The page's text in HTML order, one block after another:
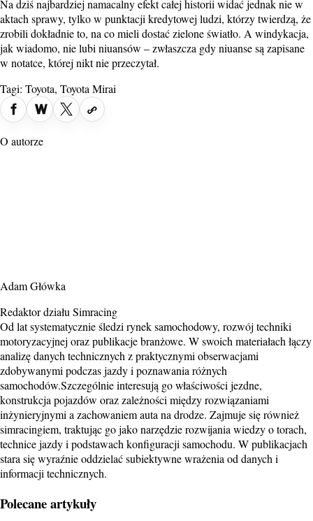
Na dziś najbardziej namacalny efekt całej historii widać jednak nie w
aktach sprawy, tylko w punktacji kredytowej ludzi, którzy twierdzą, że
zrobili dokładnie to, na co mieli dostać zielone światło. A windykacja,
jak wiadomo, nie lubi niuansów – zwłaszcza gdy niuanse są zapisane
w notatce, której nikt nie przeczytał.
Tagi: Toyota, Toyota Mirai
O autorze
Adam Główka
Redaktor działu Simracing
Od lat systematycznie śledzi rynek samochodowy, rozwój techniki
motoryzacyjnej oraz publikacje branżowe. W swoich materiałach łączy
analizę danych technicznych z praktycznymi obserwacjami
zdobywanymi podczas jazdy i poznawania różnych
samochodów.Szczególnie interesują go właściwości jezdne,
konstrukcja pojazdów oraz zależności między rozwiązaniami
inżynieryjnymi a zachowaniem auta na drodze. Zajmuje się również
simracingiem, traktując go jako narzędzie rozwijania wiedzy o torach,
technice jazdy i podstawach konfiguracji samochodu. W publikacjach
stara się wyraźnie oddzielać subiektywne wrażenia od danych i
informacji technicznych.
Polecane artykuły